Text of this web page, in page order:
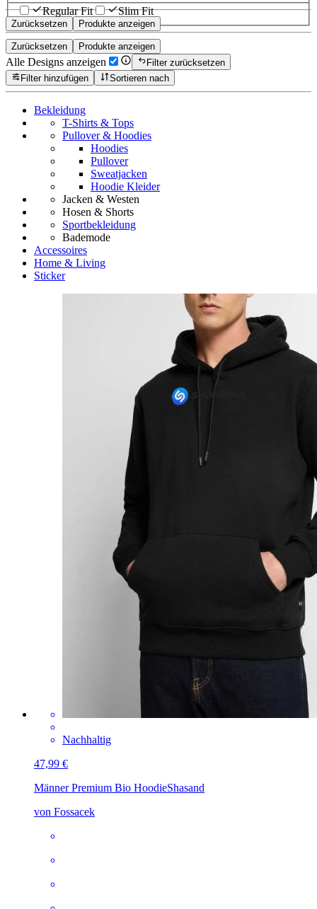
Zurücksetzen Produkte anzeigen
Regular Fit
Slim Fit
Zurücksetzen Produkte anzeigen
Alle Designs anzeigen
Filter zurücksetzen
Filter hinzufügen
Sortieren nach
Bekleidung
T-Shirts & Tops
Pullover & Hoodies
Hoodies
Pullover
Sweatjacken
Hoodie Kleider
Jacken & Westen
Hosen & Shorts
Sportbekleidung
Bademode
Accessoires
Home & Living
Sticker
Nachhaltig
47,99 €
Männer Premium Bio HoodieShasand
von Fossacek